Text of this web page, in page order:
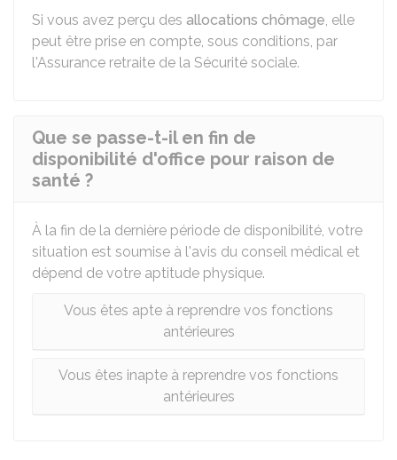
Si vous avez perçu des allocations chômage, elle
peut être prise en compte, sous conditions, par
l'Assurance retraite de la Sécurité sociale.
Que se passe-t-il en fin de
disponibilité d'office pour raison de
santé ?
À la fin de la dernière période de disponibilité, votre
situation est soumise à l'avis du conseil médical et
dépend de votre aptitude physique.
Vous êtes apte à reprendre vos fonctions
antérieures
Vous êtes inapte à reprendre vos fonctions
antérieures